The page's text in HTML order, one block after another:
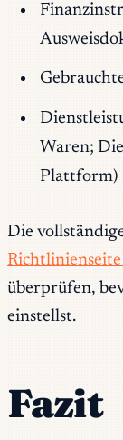
Waren;
Plattform)
Die
Richtlinienseite
überprüfen,
einstellst.
Fazit